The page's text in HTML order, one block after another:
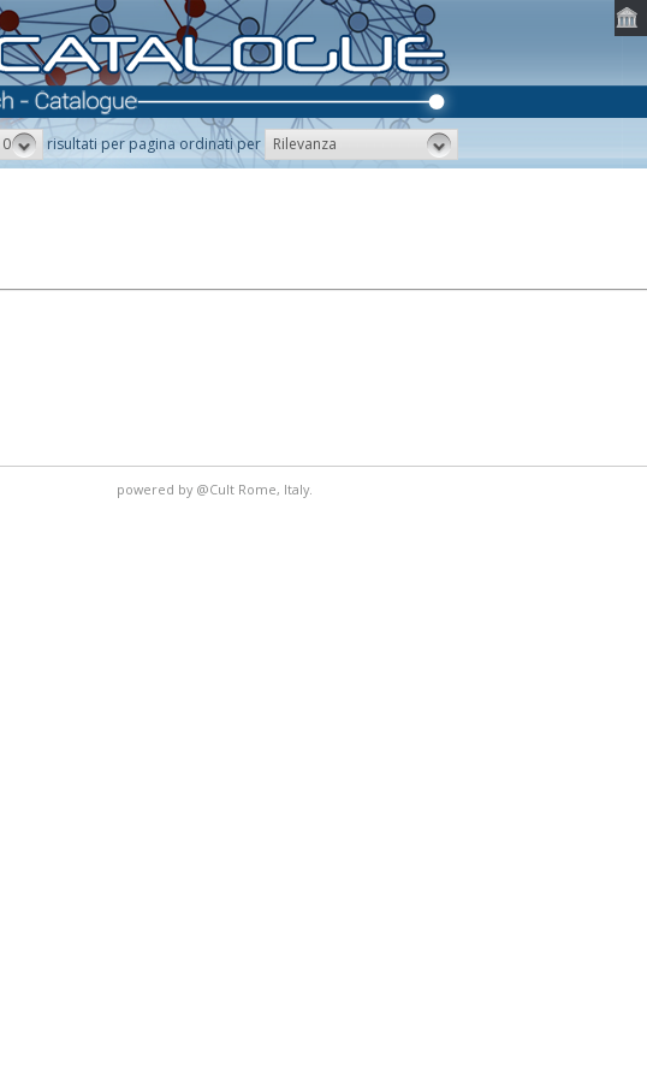
risultati per pagina ordinati per Rilevanza
powered by @Cult Rome, Italy.